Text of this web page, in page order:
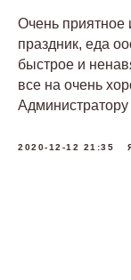
Очень приятное
праздник, еда
быстрое и
все на очень
2020-12-12 21:35